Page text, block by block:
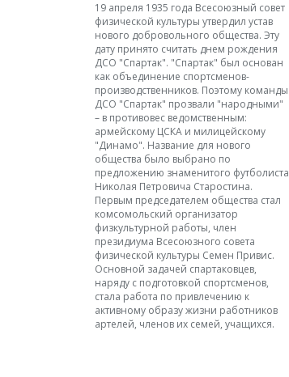
19 апреля 1935 года Всесоюзный совет
физической культуры утвердил устав
нового добровольного общества. Эту
дату принято считать днем рождения
ДСО "Спартак". "Спартак" был основан
как объединение спортсменов-
производственников. Поэтому команды
ДСО "Спартак" прозвали "народными"
– в противовес ведомственным:
армейскому ЦСКА и милицейскому
"Динамо". Название для нового
общества было выбрано по
предложению знаменитого футболиста
Николая Петровича Старостина.
Первым председателем общества стал
комсомольский организатор
физкультурной работы, член
президиума Всесоюзного совета
физической культуры Семен Привис.
Основной задачей спартаковцев,
наряду с подготовкой спортсменов,
стала работа по привлечению к
активному образу жизни работников
артелей, членов их семей, учащихся.